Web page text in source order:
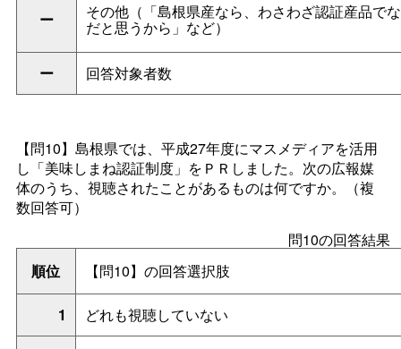
ー その他（「島根県産なら、わさわざ認証産品で
だと思うから」など）
ー 回答対象者数
【問10】島根県では、平成27年度にマスメディアを活用
し「美味しまね認証制度」をＰＲしました。次の広報媒
体のうち、視聴されたことがあるものは何ですか。（複
数回答可）
問10の回答結果
順位
【問10】の回答選択肢
1 どれも視聴していない